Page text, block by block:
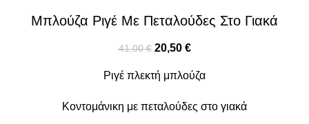
Μπλούζα Ριγέ Με Πεταλούδες Στο Γιακά
41,00€ 20,50 €
Ριγέ πλεκτή μπλούζα
Κοντομάνικη με πεταλούδες στο γιακά